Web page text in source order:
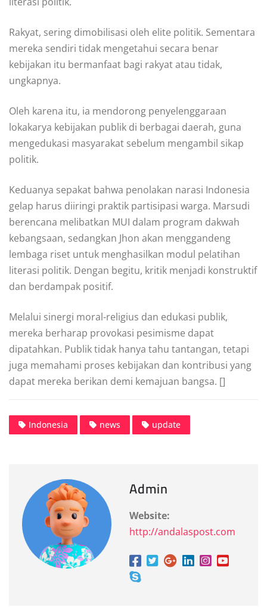
Rakyat, sering dimobilisasi oleh elite politik. Sementara
mereka sendiri tidak mengetahui secara benar
kebijakan itu bermanfaat bagi rakyat atau tidak,
ungkapnya.
Oleh karena itu, ia mendorong penyelenggaraan
lokakarya kebijakan publik di berbagai daerah, guna
mengedukasi masyarakat sebelum mengambil sikap
politik.
Keduanya sepakat bahwa penolakan narasi Indonesia
gelap harus diiringi praktik partisipasi warga. Marsudi
berencana melibatkan MUI dalam program dakwah
kebangsaan, sedangkan Jhon akan menggandeng
lembaga riset untuk menghasilkan modul pelatihan
literasi politik. Dengan begitu, kritik menjadi konstruktif
dan berdampak positif.
Melalui sinergi moral-religius dan edukasi publik,
mereka berharap provokasi pesimisme dapat
dipatahkan. Publik tidak hanya tahu tantangan, tetapi
juga memahami proses kebijakan dan kontribusi yang
dapat mereka berikan demi kemajuan bangsa. []
Indonesia news update
Admin
Website:
http://andalaspost.com